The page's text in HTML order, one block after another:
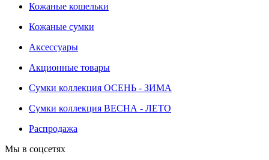
Кожаные кошельки
Кожаные сумки
Аксессуары
Акционные товары
Сумки коллекция ОСЕНЬ - ЗИМА
Сумки коллекция ВЕСНА - ЛЕТО
Распродажа
Мы в соцсетях